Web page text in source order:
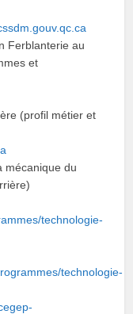
Ferblanterie au
et
(profil métier et
mécanique du
technologie-
technologie-